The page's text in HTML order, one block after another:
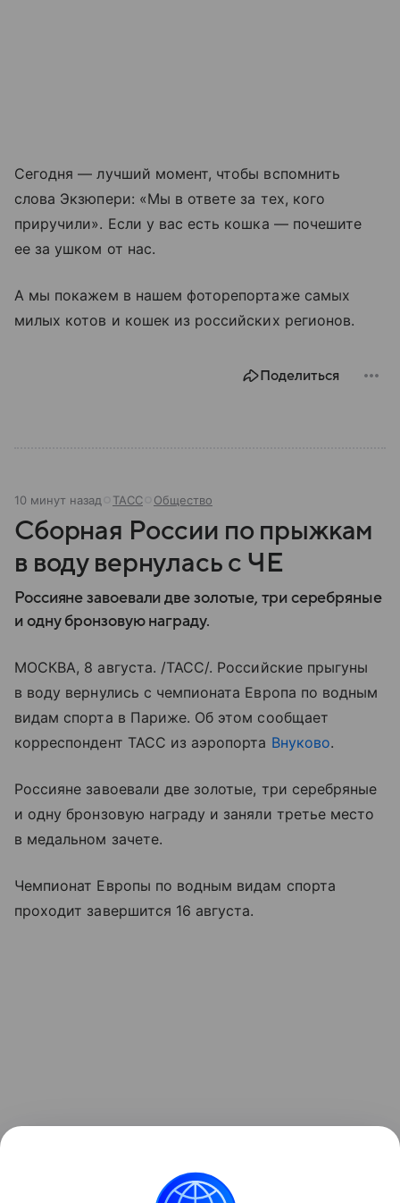
Сегодня — лучший момент, чтобы вспомнить
слова Экзюпери: «Мы в ответе за тех, кого
приручили». Если у вас есть кошка — почешите
ee за ушком от нас.
А мы покажем в нашем фоторепортаже самых
милых котов и кошек из российских регионов.
Поделиться
10 минут назад ТАСС Общество
Сборная России по прыжкам
в воду вернулась с ЧЕ
Россияне завоевали две золотые, три серебряные
и одну бронзовую награду.
МОСКВА, 8 августа. /ТАСС/. Российские прыгуны
в воду вернулись с чемпионата Европа по водным
видам спорта в Париже. Об этом сообщает
корреспондент ТАСС из аэропорта Внуково.
Россияне завоевали две золотые, три серебряные
и одну бронзовую награду и заняли третье место
в медальном зачете.
Чемпионат Европы по водным видам спорта
проходит завершится 16 августа.